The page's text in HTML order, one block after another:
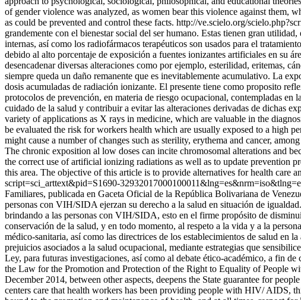
of gender violence was analyzed, as women bear this violence against them,
as could be prevented and control these facts. http://ve.scielo.org/
grandemente con el bienestar social del ser humano. Estas tienen gran
internas, así como los radiofármacos terapéuticos son usados para el
debido al alto porcentaje de exposición a fuentes ionizantes artificiales en su
desencadenar diversas alteraciones como por ejemplo, esterilidad, eritemas,
siempre queda un daño remanente que es inevitablemente acumulativo. La
dosis acumuladas de radiación ionizante. El presente tiene como proposito
protocolos de prevención, en materia de riesgo ocupacional, contempladas
cuidado de la salud y contribuir a evitar las alteraciones derivadas de dichas
variety of applications as X rays in medicine, which are valuable in the
be evaluated the risk for workers health which are usually exposed to a high
might cause a number of changes such as sterility, erythema and cancer,
The chronic exposition al low doses can incite chromosomal alterations and
the correct use of artificial ionizing radiations as well as to update prevention
this area. The objective of this article is to provide alternatives for health care
script=sci_arttext&pid=S1690-
Familiares, publicada en Gaceta Oficial de la República Bolivariana de
personas con VIH/SIDA ejerzan su derecho a la salud en situación de
brindando a las personas con VIH/SIDA, esto en el firme propósito de
conservación de la salud, y en todo momento, al respeto a la vida y a la
médico-sanitaria, así como las directrices de los establecimientos de salud en
prejuicios asociados a la salud ocupacional, mediante estrategias que
Ley, para futuras investigaciones, así como al debate ético-académico, a fin
the Law for the Promotion and Protection of the Right to Equality of People
December 2014, between other aspects, deepens the State guarantee for
centers care that health workers has been providing people with HIV/ AIDS,